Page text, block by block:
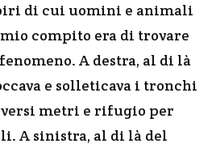
di cui uomini e animali
compito era di trovare
A destra, al di là
e solleticava i tronchi
metri e rifugio per
A sinistra, al di là del